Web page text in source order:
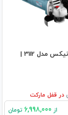
مینی فرز رونیکس مدل 3112 |
در قفل مارکت
از تومان